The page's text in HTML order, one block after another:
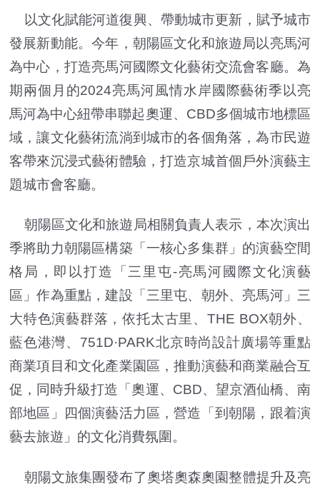
以文化賦能河道復興、帶動城市更新，賦予城市
發展新動能。今年，朝陽區文化和旅遊局以亮馬河
為中心，打造亮馬河國際文化藝術交流會客廳。為
期兩個月的2024亮馬河風情水岸國際藝術季以亮
馬河為中心紐帶串聯起奧運、CBD多個城市地標區
域，讓文化藝術流淌到城市的各個角落，為市民遊
客帶來沉浸式藝術體驗，打造京城首個戶外演藝主
題城市會客廳。
朝陽區文化和旅遊局相關負責人表示，本次演出
季將助力朝陽區構築「一核心多集群」的演藝空間
格局，即以打造「三里屯-亮馬河國際文化演藝
區」作為重點，建設「三里屯、朝外、亮馬河」三
大特色演藝群落，依托太古里、THE BOX朝外、
藍色港灣、751D·PARK北京時尚設計廣場等重點
商業項目和文化產業園區，推動演藝和商業融合互
促，同時升級打造「奧運、CBD、望京酒仙橋、南
部地區」四個演藝活力區，營造「到朝陽，跟着演
藝去旅遊」的文化消費氛圍。
朝陽文旅集團發布了奧塔奧森奧園整體提升及亮